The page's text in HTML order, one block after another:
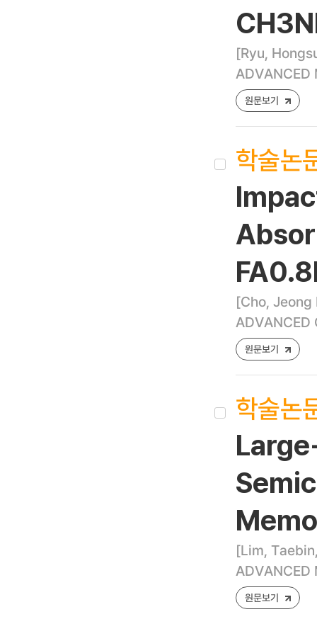
[Ryu,
ADVANCED
원문보기
학술논
[Cho,
ADVANCED
원문보기
학술논
[Lim,
원문보기